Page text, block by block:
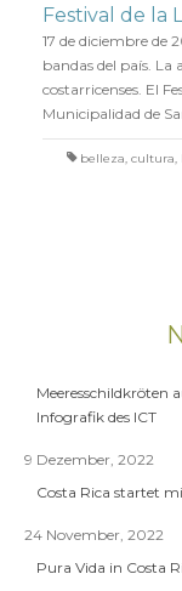
Festival de la
17 de diciembre de
bandas del país. La
costarricenses. El
Municipalidad de
belleza, cultura,
Meeresschildkröten
Infografik des ICT
9 Dezember, 2022
Costa Rica startet
24 November, 2022
Pura Vida in Costa